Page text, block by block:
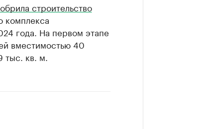
строительство
комплекса
года. На первом этапе
вместимостью 40
тыс. кв. м.